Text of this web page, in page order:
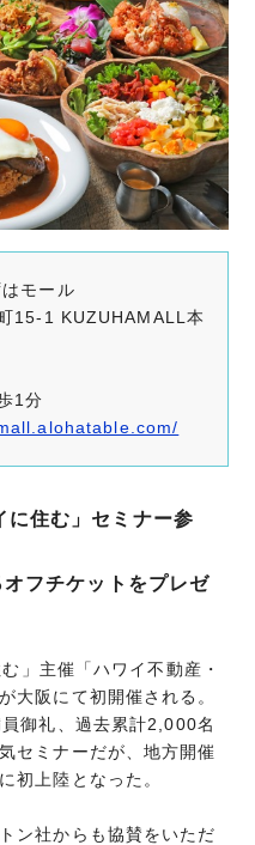
モール
15-1 KUZUHAMALL本
1分
に住む」セミナー参
オフチケットをプレゼ
」主催「ハワイ不動産・
大阪にて初開催される。
御礼、過去累計2,000名
セミナーだが、地方開催
初上陸となった。
ン社からも協賛をいただ